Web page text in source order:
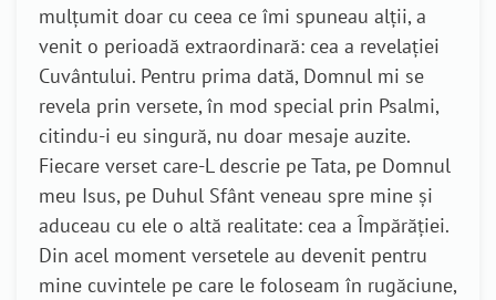
mulțumit doar cu ceea ce îmi spuneau alții, a
venit o perioadă extraordinară: cea a revelației
Cuvântului. Pentru prima dată, Domnul mi se
revela prin versete, în mod special prin Psalmi,
citindu-i eu singură, nu doar mesaje auzite.
Fiecare verset care-L descrie pe Tata, pe Domnul
meu Isus, pe Duhul Sfânt veneau spre mine și
aduceau cu ele o altă realitate: cea a Împărăției.
Din acel moment versetele au devenit pentru
mine cuvintele pe care le foloseam în rugăciune,